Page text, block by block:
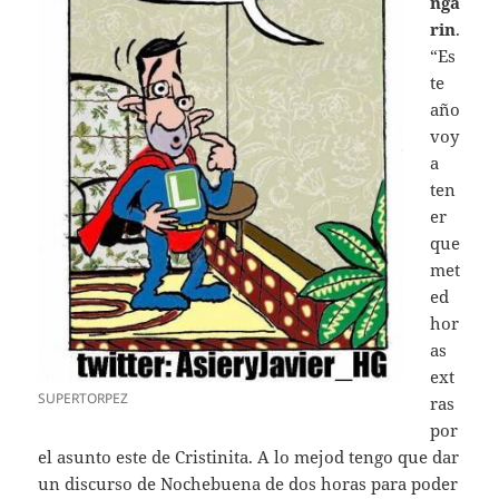
SUPERTORPEZ
rin.
“Es
te
año
voy
a
ten
er
que
met
ed
hor
as
ext
ras
por
el asunto este de Cristinita. A lo mejod tengo que dar
un discurso de Nochebuena de dos horas para poder